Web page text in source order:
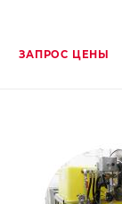
ЗАПРОС ЦЕНЫ